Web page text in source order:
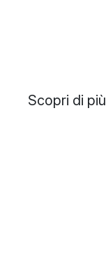
Scopri di più